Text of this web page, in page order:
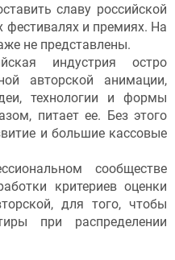
славу российской
и премиях. На
не представлены.
индустрия остро
авторской анимации,
технологии и формы
питает ее. Без этого
и большие кассовые
сообществе
критериев оценки
для того, чтобы
при распределении